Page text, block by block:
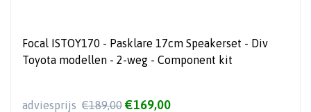
Focal ISTOY170 - Pasklare 17cm Speakerset - Div
Toyota modellen - 2-weg - Component kit
adviesprijs €189,00 €169,00